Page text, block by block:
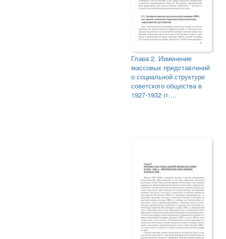
Глава 2. Изменение
массовых представлений
о социальной структуре
советского общества в
1927-1932 гг....